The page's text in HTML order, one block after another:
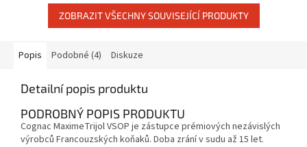
ZOBRAZIT VŠECHNY SOUVISEJÍCÍ PRODUKTY
Popis Podobné (4) Diskuze
Detailní popis produktu
PODROBNÝ POPIS PRODUKTU
Cognac MaximeTrijol VSOP je zástupce prémiových nezávislých
výrobců Francouzských koňaků. Doba zrání v sudu až 15 let.